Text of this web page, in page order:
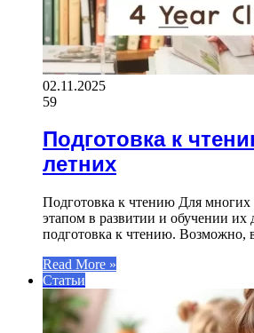
02.11.2025
59
Подготовка к
летних
Подготовка к чтению Для
этапом в развитии и обучении их
подготовка к чтению.
Read More »
Статьи